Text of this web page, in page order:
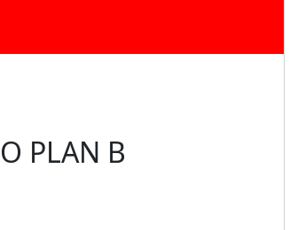
PLAN B